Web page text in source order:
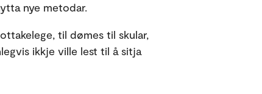
nye metodar.
til dømes til skular,
ikkje ville lest til å sitja